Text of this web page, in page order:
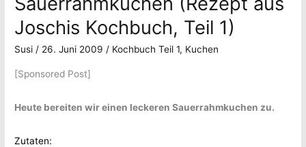
Joschis Kochbuch, Teil 1)
Susi / 26. Juni 2009 / Kochbuch Teil 1, Kuchen
[Sponsored Post]
Heute bereiten wir einen leckeren Sauerrahmkuchen zu.
Zutaten: